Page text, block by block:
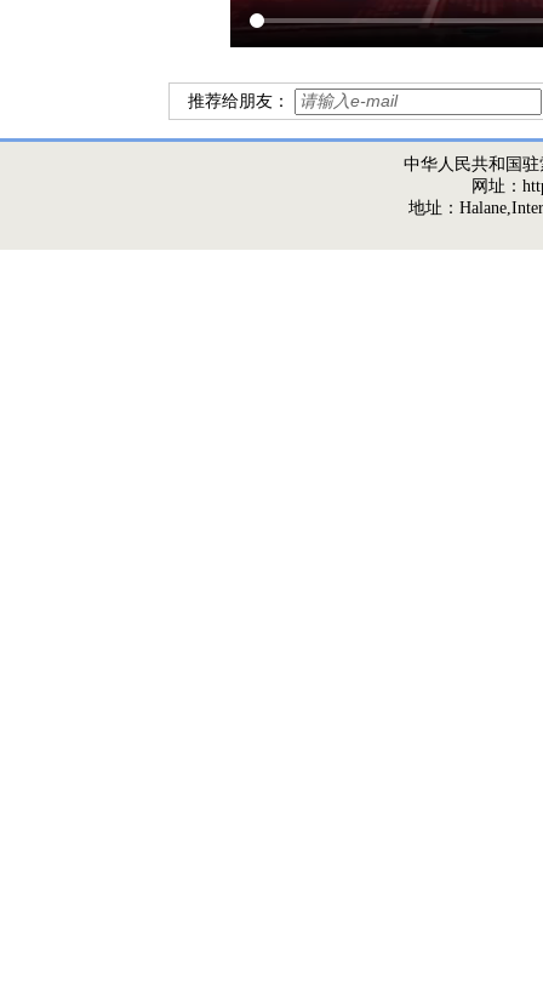
推荐给朋友：
中华人民共和国
网址：
地址：